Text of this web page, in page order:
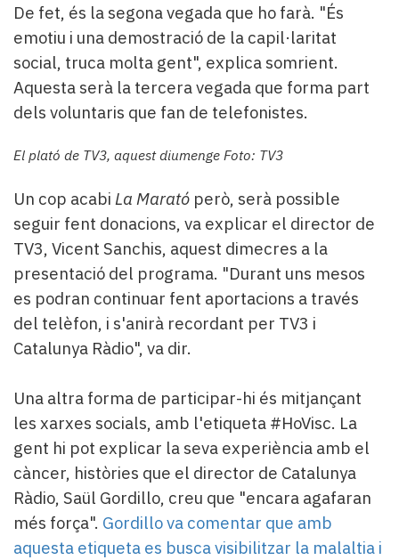
De fet, és la segona vegada que ho farà. "És
emotiu i una demostració de la capil·laritat
social, truca molta gent", explica somrient.
Aquesta serà la tercera vegada que forma part
dels voluntaris que fan de telefonistes.
El plató de TV3, aquest diumenge Foto: TV3
Un cop acabi La Marató però, serà possible
seguir fent donacions, va explicar el director de
TV3, Vicent Sanchis, aquest dimecres a la
presentació del programa. "Durant uns mesos
es podran continuar fent aportacions a través
del telèfon, i s'anirà recordant per TV3 i
Catalunya Ràdio", va dir.
Una altra forma de participar-hi és mitjançant
les xarxes socials, amb l'etiqueta #HoVisc. La
gent hi pot explicar la seva experiència amb el
càncer, històries que el director de Catalunya
Ràdio, Saül Gordillo, creu que "encara agafaran
més força". Gordillo va comentar que amb
aquesta etiqueta es busca visibilitzar la malaltia i